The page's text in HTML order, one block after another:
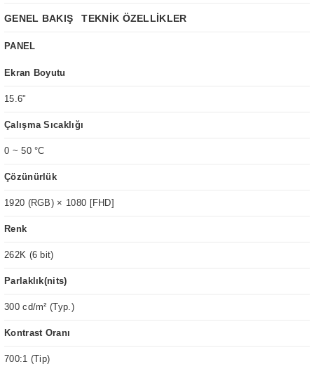
GENEL BAKIŞ TEKNİK ÖZELLİKLER
PANEL
Ekran Boyutu
15.6"
Çalışma Sıcaklığı
0 ~ 50 °C
Çözünürlük
1920 (RGB) × 1080 [FHD]
Renk
262K (6 bit)
Parlaklık(nits)
300 cd/m² (Typ.)
Kontrast Oranı
700:1 (Tip)